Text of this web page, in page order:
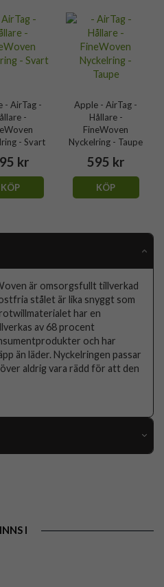
- AirTag -
-
- Svart
kr
KÖP
Apple - AirTag -
Hållare -
FineWoven
Nyckelring - Taupe
595 kr
KÖP
är omsorgsfullt tillverkad
stålet är lika snyggt som
har en
av 68 procent
och har
än läder. Nyckelringen passar
aldrig vara rädd för att den
I